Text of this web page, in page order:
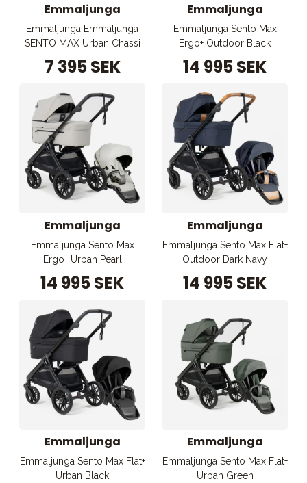
Emmaljunga
Emmaljunga Emmaljunga
SENTO MAX Urban Chassi
7 395 SEK
Emmaljunga
Emmaljunga Sento Max
Ergo+ Outdoor Black
14 995 SEK
Emmaljunga
Emmaljunga Sento Max
Ergo+ Urban Pearl
14 995 SEK
Emmaljunga
Emmaljunga Sento Max Flat+
Outdoor Dark Navy
14 995 SEK
Emmaljunga
Emmaljunga Sento Max Flat+
Urban Black
Emmaljunga
Emmaljunga Sento Max Flat+
Urban Green